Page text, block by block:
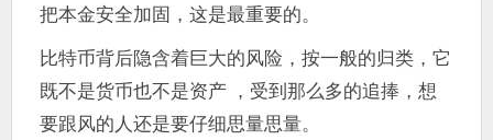
把本金安全加固，这是最重要的。
比特币背后隐含着巨大的风险，按一般的归类，它
既不是货币也不是资产 ，受到那么多的追捧，想
要跟风的人还是要仔细思量思量。